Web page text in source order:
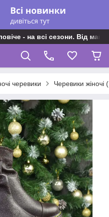
- на всі сезони. Від
черевики Черевики жіночі